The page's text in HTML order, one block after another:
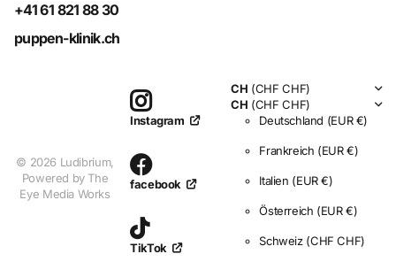
+41 61 821 88 30
puppen-klinik.ch
© 2026 Ludibrium,
Powered by The
Eye Media Works
Instagram
facebook
TikTok
CH (CHF CHF)
CH (CHF CHF)
Deutschland (EUR €)
Frankreich (EUR €)
Italien (EUR €)
Österreich (EUR €)
Schweiz (CHF CHF)